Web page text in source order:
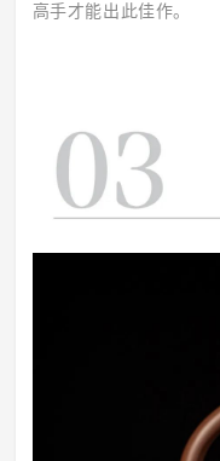
高手才能出此佳作。